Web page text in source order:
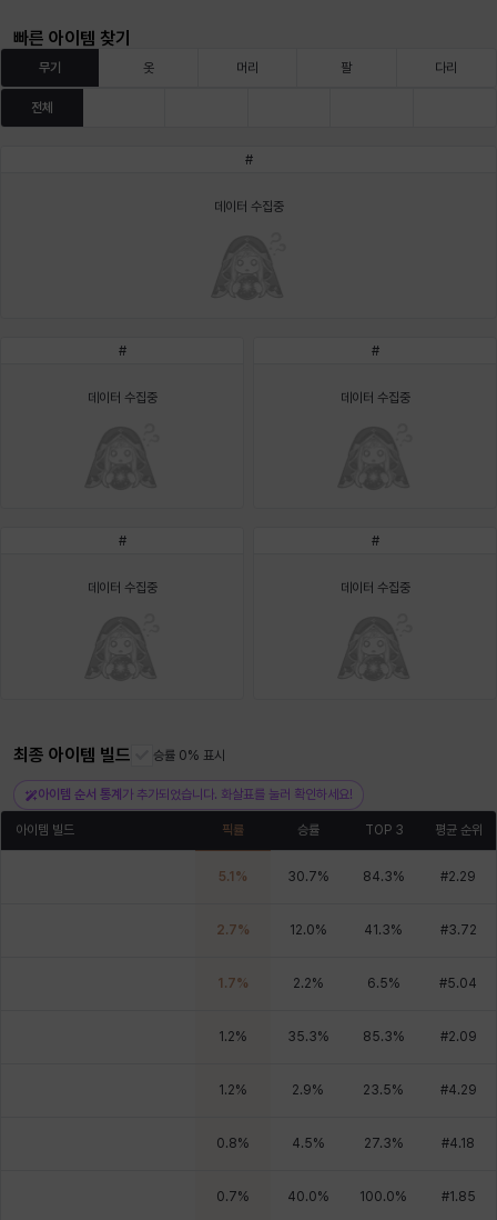
아야
에키온 엘레나
이안 재키
헤이즈 헨리 현우
빠른 아이템 찾기
무기 옷 머리 팔 다리
전체
#
데이터 수집중
#
데이터 수집중
#
데이터 수집중
#
데이터 수집중
#
데이터 수집중
최종 아이템 빌드 승률 0% 표시
아이템 순서 통계 가 추가되었습니다. 화살표를 눌러 확인하세요!
아이템 빌드 픽률 승률 TOP 3 평균 순위
5.1 % 30.7% 84.3% #2.29
2.7% 12.0% 41.3% #3.72
1.7% 2.2% 6.5% #5.04
1.2% 35.3% 85.3% #2.09
1.2% 2.9% 23.5% #4.29
0.8% 4.5% 27.3% #4.18
0.7% 40.0% 100.0% #1.85